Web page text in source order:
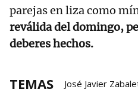
parejas en liza como
reválida del domingo,
deberes hechos.
TEMAS José Javier